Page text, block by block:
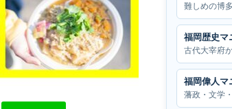
難しめの博
福岡歴史マ
古代大宰府
福岡偉人マ
藩政・文学